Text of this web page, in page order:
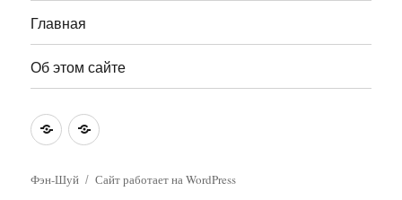
Главная
Об этом сайте
ГлавнаяОб
сайте
Фэн-Шуй Сайт работает на WordPress